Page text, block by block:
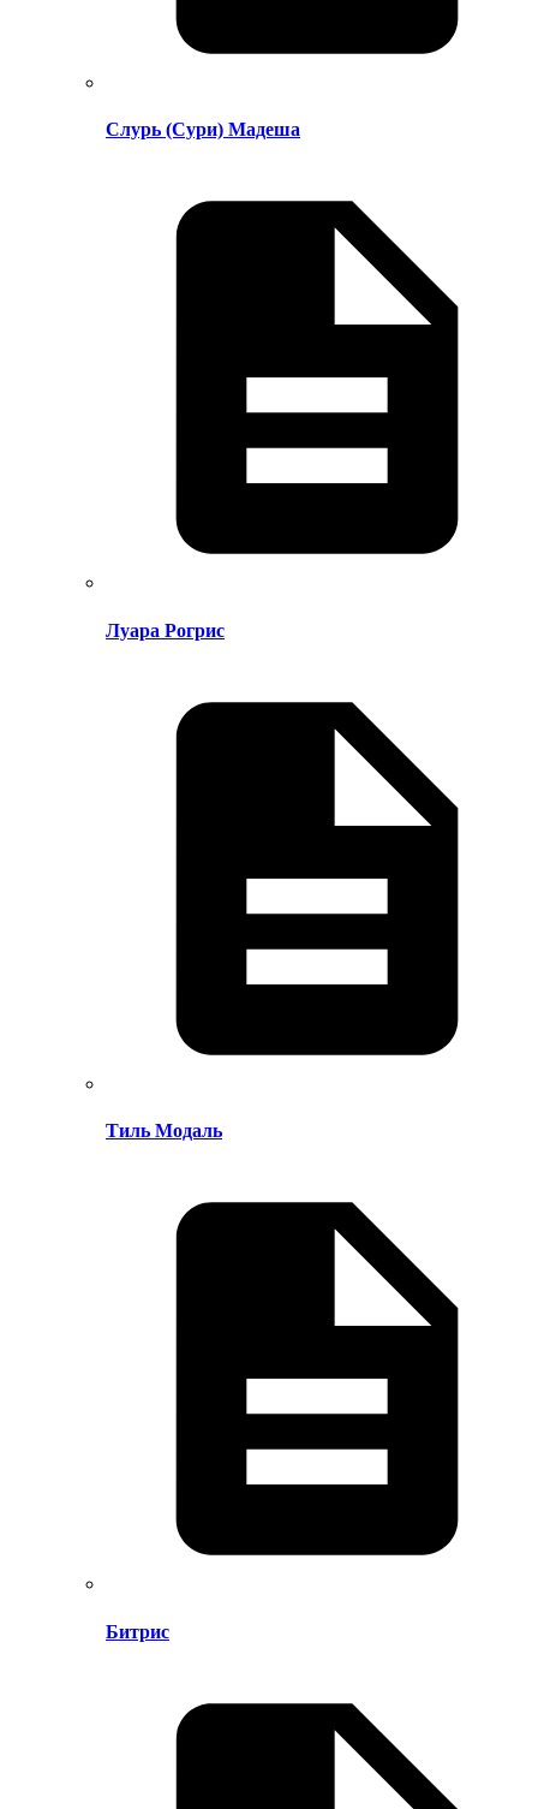
Слурь (Сури) Мадеша
Луара Рогрис
Тиль Модаль
Битрис